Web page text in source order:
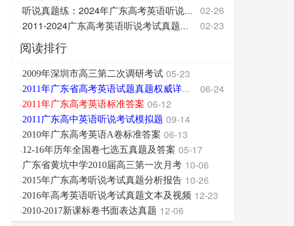
· 听说真题练：2024年广东高考英语听说考试 02-26
· 2011-2024广东高考英语听说考试真题三问汇总 02-23
阅读排行
·2009年深圳市高三第二次调研考试 05-23
· 2011年广东省高考英语试题真题权威详细解析版 06-24
·2011年广东高考英语标准答案 06-12
·2011广东高中英语听说考试模拟题 09-14
·2010年广东高考英语A卷标准答案 06-13
·12-16年历年全国卷七选五真题及答案 05-17
·广东省黄坑中学2010届高三第一次月考 10-06
·2015年广东高考听说考试真题分析报告 10-26
·2016年高考英语听说考试真题文本及视频 12-23
·2010-2017新课标卷书面表达真题 12-06